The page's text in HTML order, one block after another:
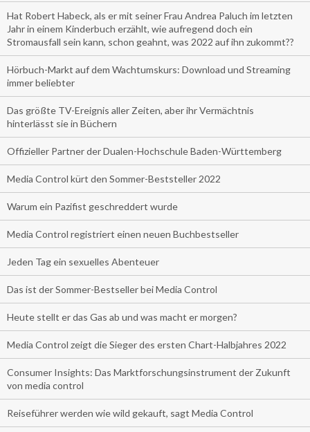
Hat Robert Habeck, als er mit seiner Frau Andrea Paluch im letzten
Jahr in einem Kinderbuch erzählt, wie aufregend doch ein
Stromausfall sein kann, schon geahnt, was 2022 auf ihn zukommt??
Hörbuch-Markt auf dem Wachtumskurs: Download und Streaming
immer beliebter
Das größte TV-Ereignis aller Zeiten, aber ihr Vermächtnis
hinterlässt sie in Büchern
Offizieller Partner der Dualen-Hochschule Baden-Württemberg
Media Control kürt den Sommer-Beststeller 2022
Warum ein Pazifist geschreddert wurde
Media Control registriert einen neuen Buchbestseller
Jeden Tag ein sexuelles Abenteuer
Das ist der Sommer-Bestseller bei Media Control
Heute stellt er das Gas ab und was macht er morgen?
Media Control zeigt die Sieger des ersten Chart-Halbjahres 2022
Consumer Insights: Das Marktforschungsinstrument der Zukunft
von media control
Reiseführer werden wie wild gekauft, sagt Media Control